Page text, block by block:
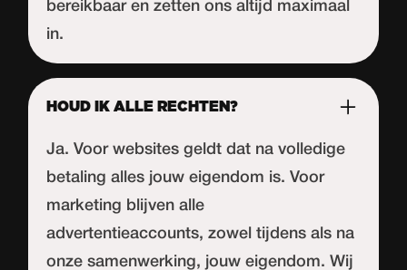
bereikbaar en zetten ons altijd maximaal
in.
HOUD IK ALLE RECHTEN?
Ja. Voor websites geldt dat na volledige
betaling alles jouw eigendom is. Voor
marketing blijven alle
advertentieaccounts, zowel tijdens als na
onze samenwerking, jouw eigendom. Wij